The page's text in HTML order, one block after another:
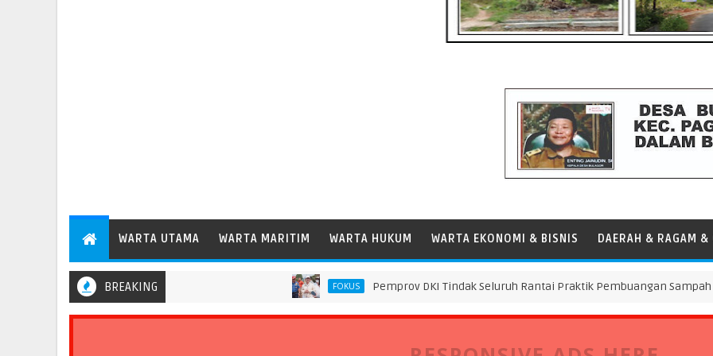
WARTA UTAMA WARTA MARITIM WARTA HUKUM WARTA EKONOMI & BISNIS DAERAH & RAGAM &
BREAKING FOKUS Pemprov DKI Tindak Seluruh Rantai Praktik Pembuangan Sampah Ilegal di